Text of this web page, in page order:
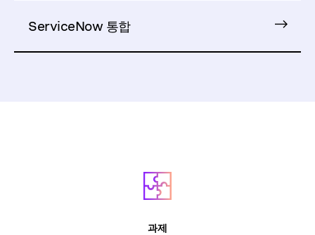
ServiceNow 통합
과제